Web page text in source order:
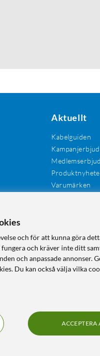
Aktuellt
Kabelguiden
Varumärken
HEMELEKTRONIK
och för att kunna göra
och kräver inte ditt
och anpassade annonser.
Du kan också välja vilka
ACCEPTERA